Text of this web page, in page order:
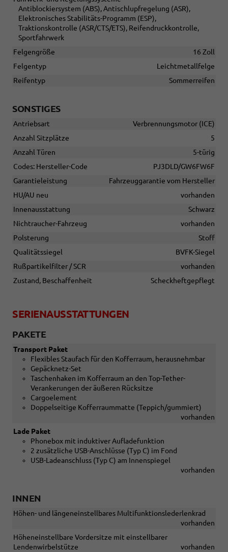
Antiblockiersystem (ABS), Antischlupfregelung (ASR),
Elektronisches Stabilitäts-Programm (ESP),
Traktionskontrolle (ASR/CTS/ETS), Reifendruckkontrolle,
Sportfahrwerk
Felgengröße
16 Zoll
Felgentyp
Leichtmetallfelge
Reifentyp
Sommerreifen
SONSTIGES
Antriebsart
Verbrennungsmotor (ICE)
Anzahl Sitzplätze
5
Anzahl Türen
5-türig
Codes: Hersteller-Code
PJ3DLD/GW6FW6F
Garantieleistung
Fahrzeuggarantie vom Hersteller
HU/AU neu
vorhanden
Innenausstattung
Schwarz
Nichtraucher-Fahrzeug
vorhanden
Polsterung
Stoff
Qualitätssiegel
BVFK-Siegel
Rußpartikelfilter / SCR
vorhanden
Zustand, Beschaffenheit
Scheckheftgepflegt
SERIENAUSSTATTUNGEN
PAKETE
Transport Paket
Flexibles Staufach für den Kofferraum, herausnehmbar
Gepäcknetz-Set
Taschenhaken im Kofferraum an den Top-Tether-
Verankerungen der äußeren Rücksitze
Cargoelement
Doppelseitige Kofferraummatte (Teppich/gummiert)
vorhanden
Lade Paket
Phonebox mit induktiver Aufladefunktion
2 zusätzliche USB-Anschlüsse (Typ C) im Fond
USB-Ladeanschluss (Typ C) am Innenspiegel
vorhanden
INNEN
Höhen- und längeneinstellbares Multifunktionslederlenkrad
vorhanden
Höheneinstellbare Vordersitze mit einstellbarer
Lendenwirbelstütze
vorhanden